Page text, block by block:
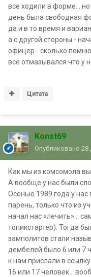
все ходили в форме...
день была свободная
да и в то время и
а с другой стороны -
офицер - сколько помню
все отмазывался что у
Цитата
Konst69
Опубликовано 28
Как мы из комсомола
А вообще у нас были
Осенью 1989 года у
парень, только что из
начал нас «лечить»…
топикстартер). Тогда
замполитов стали
дембелей было 6 или 7
к нам прислали в
16 или 17 человек…